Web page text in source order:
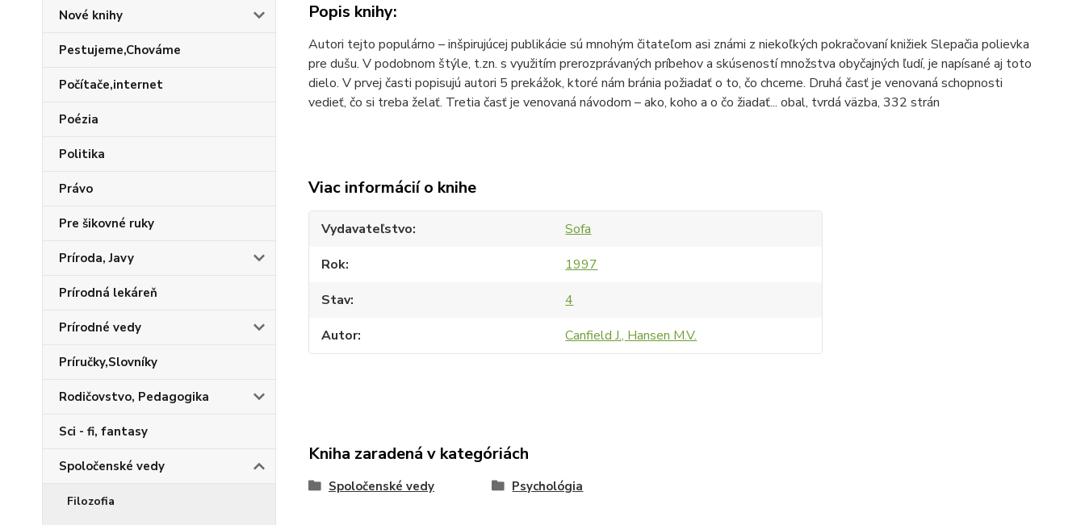
Nové knihy
Pestujeme,Chováme
Počítače,internet
Poézia
Politika
Právo
Pre šikovné ruky
Príroda, Javy
Prírodná lekáreň
Prírodné vedy
Príručky,Slovníky
Rodičovstvo, Pedagogika
Sci - fi, fantasy
Spoločenské vedy
Filozofia
Popis knihy:
Autori tejto populárno – inšpirujúcej publikácie sú mnohým čitateľom asi známi z niekoľkých pokračovaní knižiek Slepačia polievka
pre dušu. V podobnom štýle, t.zn. s využitím prerozprávaných príbehov a skúseností množstva obyčajných ľudí, je napísané aj toto
dielo. V prvej časti popisujú autori 5 prekážok, ktoré nám bránia požiadať o to, čo chceme. Druhá časť je venovaná schopnosti
vedieť, čo si treba želať. Tretia časť je venovaná návodom – ako, koho a o čo žiadať... obal, tvrdá väzba, 332 strán
Viac informácií o knihe
Vydavateľstvo
Sofa
Rok
1997
Stav
4
Autor
Canfield J., Hansen M.V.
Kniha zaradená v kategóriách
Spoločenské vedy Psychológia